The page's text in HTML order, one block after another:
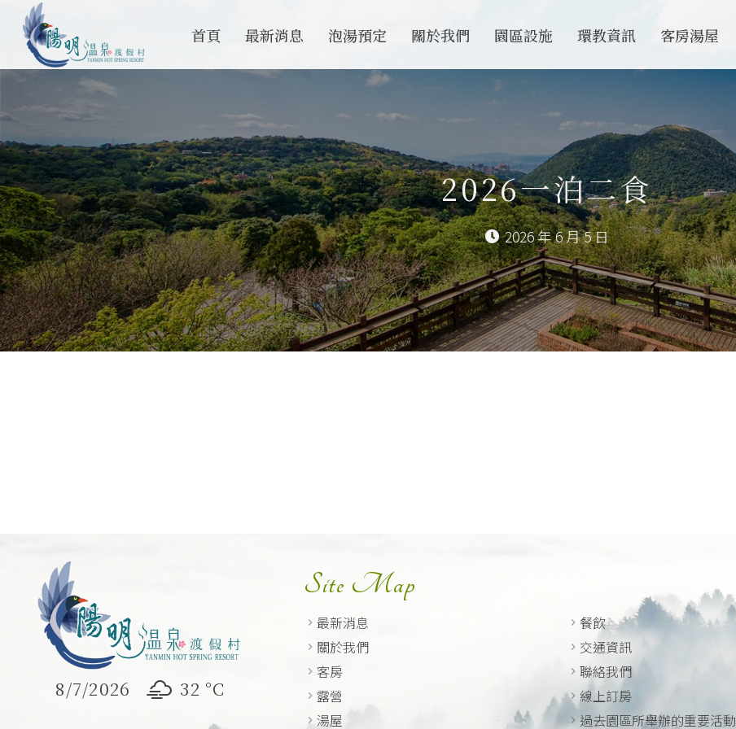
首頁 最新消息 泡湯預定 關於我們 園區設施 環教資訊 客房湯屋
2026一泊二食
2026 年 6 月 5 日
8/7/2026 32 °C
Site Map
最新消息
關於我們
客房
露營
湯屋
餐飲
交通資訊
聯絡我們
線上訂房
過去園區所舉辦的重要活動